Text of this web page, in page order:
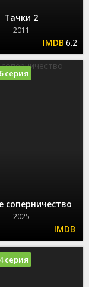
Тачки 2
2011
6.2
соперничество
2025
серия
серия